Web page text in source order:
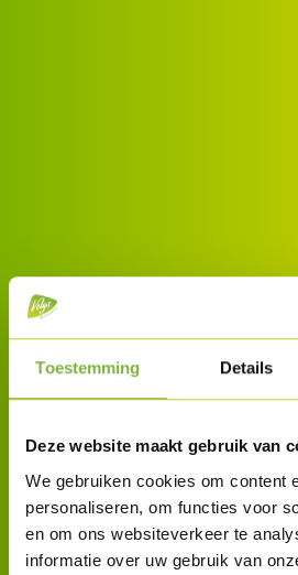
Toestemming Details
Deze website maakt gebruik van
We gebruiken cookies om content
personaliseren, om functies voor
en om ons websiteverkeer te
informatie over uw gebruik van